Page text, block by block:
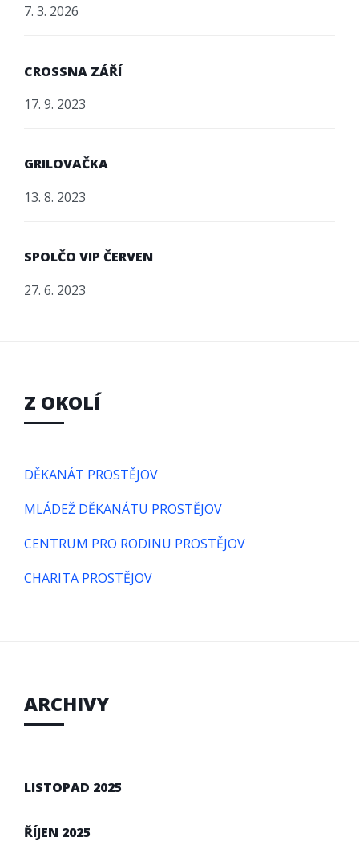
7. 3. 2026
CROSSNA ZÁŘÍ
17. 9. 2023
GRILOVAČKA
13. 8. 2023
SPOLČO VIP ČERVEN
27. 6. 2023
Z OKOLÍ
DĚKANÁT PROSTĚJOV
MLÁDEŽ DĚKANÁTU PROSTĚJOV
CENTRUM PRO RODINU PROSTĚJOV
CHARITA PROSTĚJOV
ARCHIVY
LISTOPAD 2025
ŘÍJEN 2025